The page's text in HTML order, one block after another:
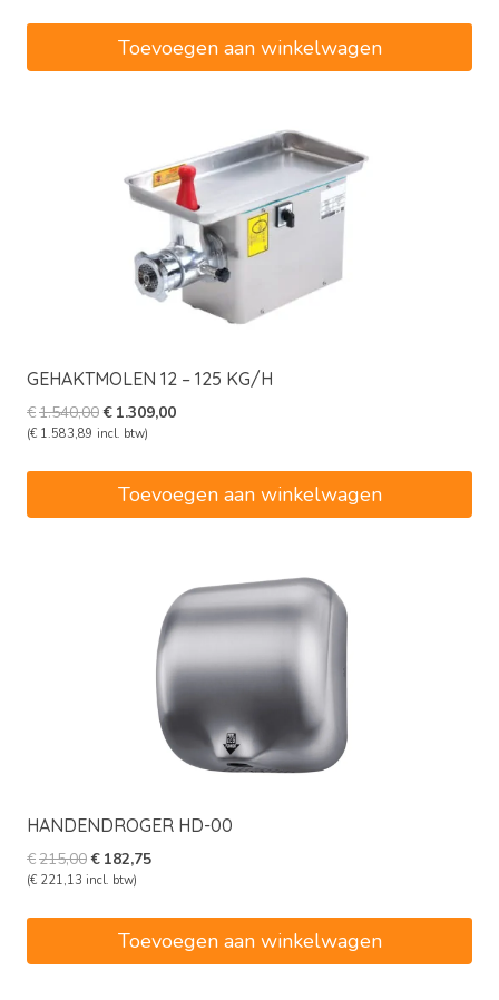
Toevoegen aan winkelwagen
GEHAKTMOLEN 12 – 125 KG/H
€1.540,00Oorspronkelijke
prijs
€1.540,00.
€ 1.309,00Huidige
(€ 1.583,89 incl. btw)
Toevoegen aan winkelwagen
HANDENDROGER HD-00
€215,00Oorspronkelijke
prijs
€215,00.
€ 182,75Huidige
(€ 221,13 incl. btw)
Toevoegen aan winkelwagen